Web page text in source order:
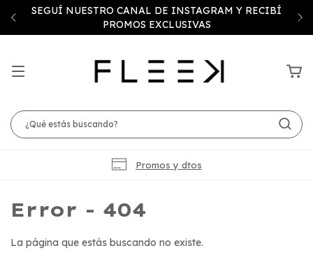
SEGUÍ NUESTRO CANAL DE INSTAGRAM Y RECIBÍ
PROMOS EXCLUSIVAS
Promos y dtos
Error - 404
La página que estás buscando no existe.